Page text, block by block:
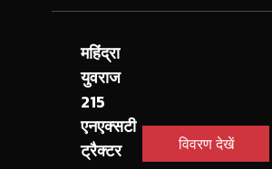
महिंद्रा
युवराज
215
एनएक्सटी
ट्रैक्टर
विवरण देखें